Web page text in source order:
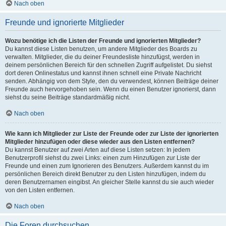
Nach oben
Freunde und ignorierte Mitglieder
Wozu benötige ich die Listen der Freunde und ignorierten Mitglieder?
Du kannst diese Listen benutzen, um andere Mitglieder des Boards zu
verwalten. Mitglieder, die du deiner Freundesliste hinzufügst, werden in
deinem persönlichen Bereich für den schnellen Zugriff aufgelistet. Du siehst
dort deren Onlinestatus und kannst ihnen schnell eine Private Nachricht
senden. Abhängig von dem Style, den du verwendest, können Beiträge deiner
Freunde auch hervorgehoben sein. Wenn du einen Benutzer ignorierst, dann
siehst du seine Beiträge standardmäßig nicht.
Nach oben
Wie kann ich Mitglieder zur Liste der Freunde oder zur Liste der ignorierten
Mitglieder hinzufügen oder diese wieder aus den Listen entfernen?
Du kannst Benutzer auf zwei Arten auf diese Listen setzen: In jedem
Benutzerprofil siehst du zwei Links: einen zum Hinzufügen zur Liste der
Freunde und einen zum Ignorieren des Benutzers. Außerdem kannst du im
persönlichen Bereich direkt Benutzer zu den Listen hinzufügen, indem du
deren Benutzernamen eingibst. An gleicher Stelle kannst du sie auch wieder
von den Listen entfernen.
Nach oben